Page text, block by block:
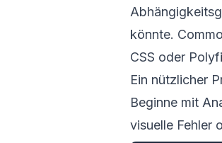
könnte.
CSS oder
Ein nützlicher
Beginne mit
visuelle Fehler